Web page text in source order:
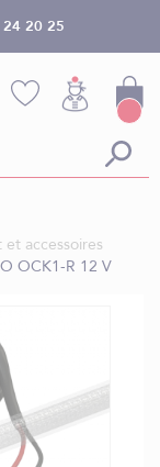
20 25
accessoires
OCK1-R 12 V